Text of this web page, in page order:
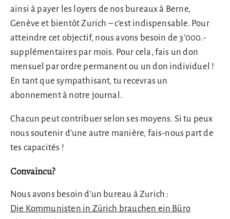
ainsi à payer les loyers de nos bureaux à Berne,
Genève et bientôt Zurich – c’est indispensable. Pour
atteindre cet objectif, nous avons besoin de 3’000.-
supplémentaires par mois. Pour cela, fais un don
mensuel par ordre permanent ou un don individuel !
En tant que sympathisant, tu recevras un
abonnement à notre journal.
Chacun peut contribuer selon ses moyens. Si tu peux
nous soutenir d’une autre manière, fais-nous part de
tes capacités !
Convaincu?
Nous avons besoin d’un bureau à Zurich :
Die Kommunisten in Zürich brauchen ein Büro